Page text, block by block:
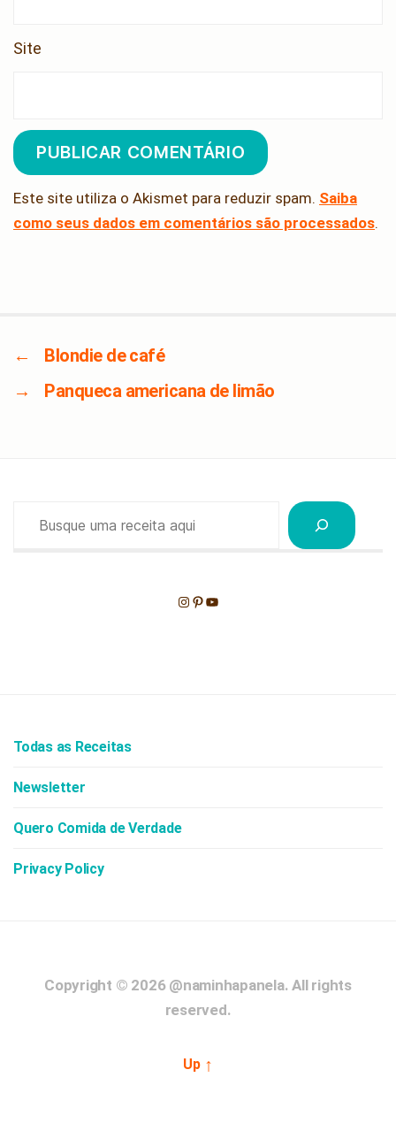
Site
Este site utiliza o Akismet para reduzir spam. Saiba
como seus dados em comentários são processados.
←
Blondie de café
→
Panqueca americana de limão
Instagram
Pinterest
Youtube
Todas as Receitas
Newsletter
Quero Comida de Verdade
Privacy Policy
Copyright © 2026 @naminhapanela.All rights
reserved.
Up ↑